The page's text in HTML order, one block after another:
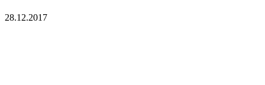
28.12.2017